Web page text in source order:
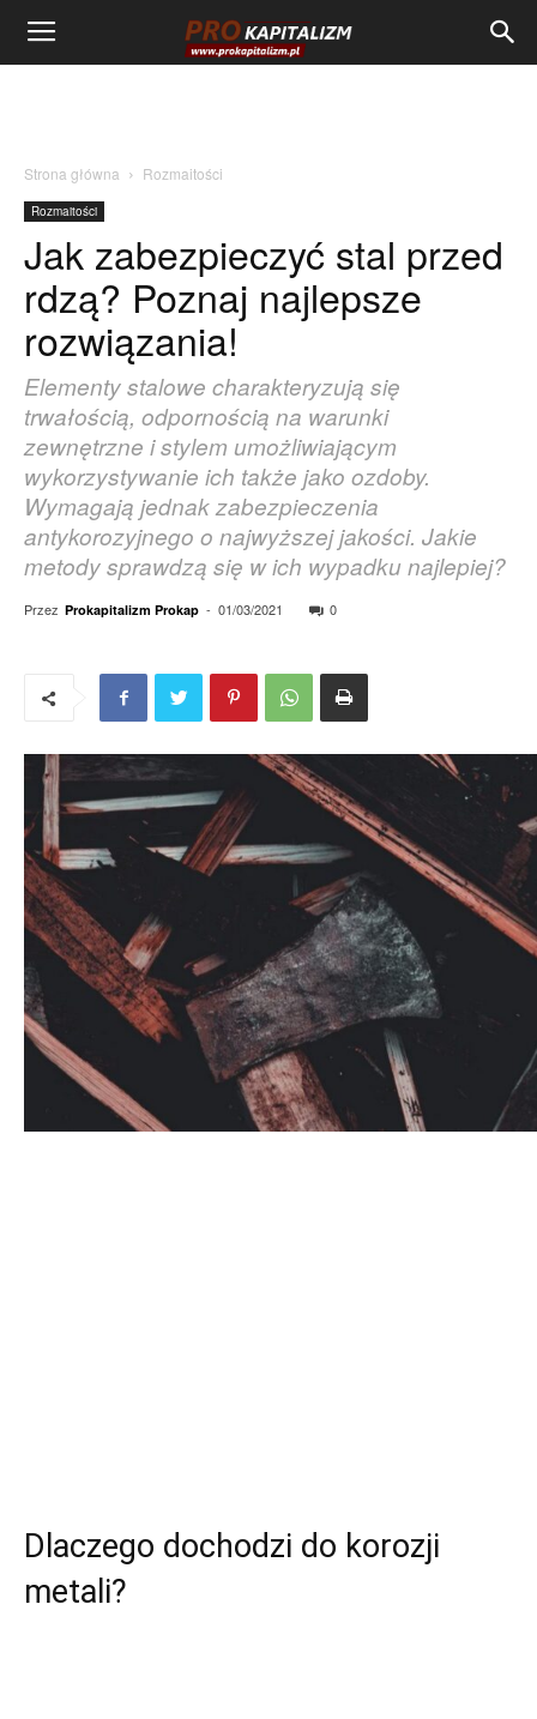
Strona główna Rozmaitości
Rozmaitości
Jak zabezpieczyć stal przed
rdzą? Poznaj najlepsze
rozwiązania!
Elementy stalowe charakteryzują się
trwałością, odpornością na warunki
zewnętrzne i stylem umożliwiającym
wykorzystywanie ich także jako ozdoby.
Wymagają jednak zabezpieczenia
antykorozyjnego o najwyższej jakości. Jakie
metody sprawdzą się w ich wypadku najlepiej?
Przez Prokapitalizm Prokap - 01/03/2021 0
Dlaczego dochodzi do korozji
metali?